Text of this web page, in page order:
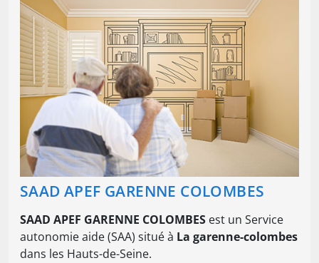
SAAD APEF GARENNE COLOMBES
SAAD APEF GARENNE COLOMBES est un Service
autonomie aide (SAA) situé à La garenne-colombes
dans les Hauts-de-Seine.